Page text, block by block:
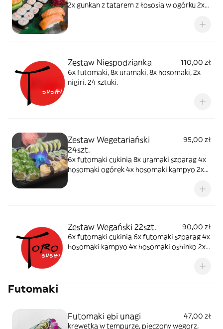
2x gunkan z tatarem z łososia w ogórku 2x
Zestaw Niespodzianka
110,00 zł
6x futomaki, 8x uramaki, 8x hosomaki, 2x
nigiri. 24 sztuki.
Zestaw Wegetariański
24szt.
95,00 zł
6x futomaki cukinia 8x uramaki szparag 4x
hosomaki ogórek 4x hosomaki kampyo 2x
Zestaw Wegański 22szt.
90,00 zł
6x futomaki cukinia 6x futomaki szparag 4x
hosomaki kampyo 4x hosomaki oshinko 2x
Futomaki
Futomaki ebi unagi
47,00 zł
krewetka w tempurze, pieczony węgorz,